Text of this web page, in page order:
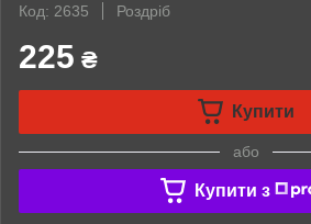
Код: 2635
Роздріб
225 ₴
Купити
або
Купити з